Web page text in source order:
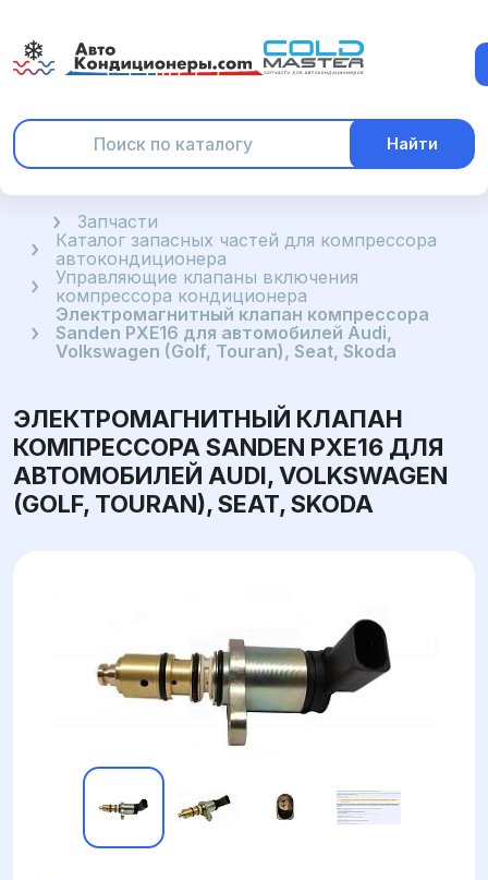
Найти
ГлавнаяЗапчасти
Каталог запасных частей для компрессора
автокондиционера
Управляющие клапаны включения
компрессора кондиционера
Электромагнитный клапан компрессора
Sanden PXE16 для автомобилей Audi,
Volkswagen (Golf, Touran), Seat, Skoda
ЭЛЕКТРОМАГНИТНЫЙ КЛАПАН
КОМПРЕССОРА SANDEN PXE16 ДЛЯ
АВТОМОБИЛЕЙ AUDI, VOLKSWAGEN
(GOLF, TOURAN), SEAT, SKODA